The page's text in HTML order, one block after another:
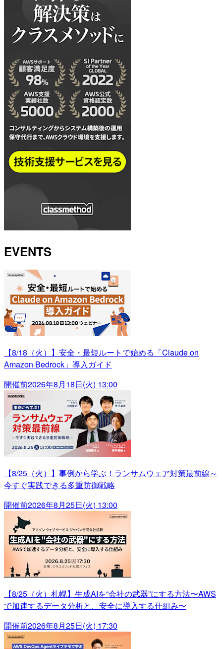
EVENTS
【8/18（火）】安全・最短ルートで始める「Claude on
Amazon Bedrock」導入ガイド
開催前2026年8月18日(火) 13:00
【8/25（火）】事例から学ぶ！ランサムウェア対策最前線～
今すぐ実践できる多重防御戦略
開催前2026年8月25日(火) 13:00
【8/25（火）札幌】生成AIを“会社の武器”にする方法〜AWS
で加速するデータ分析と、安全に導入する仕組み〜
開催前2026年8月25日(火) 17:30